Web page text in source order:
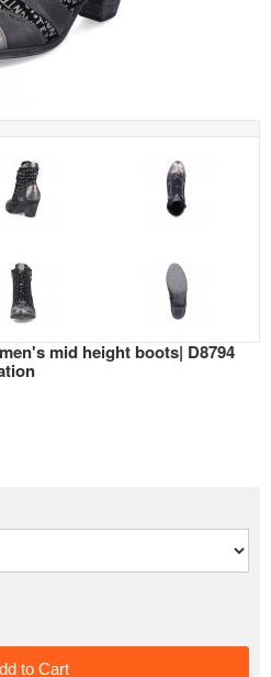
mid height boots| D8794